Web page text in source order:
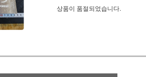
상품이 품절되었습니다.